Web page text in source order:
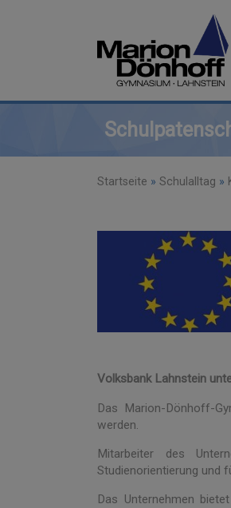
Startseite » Schulalltag »
Volksbank Lahnstein
Das Marion-Dönhoff-
werden.
Mitarbeiter des
Studienorientierung und
Das Unternehmen